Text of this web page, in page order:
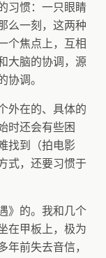
习惯：一只眼睛
么一刻，这两种
个焦点上，互相
大脑的协调，源
协调。
外在的、具体的
时还会有些困
找到（拍电影
式，还要习惯于
》的。我和几个
在甲板上，极为
前失去音信，